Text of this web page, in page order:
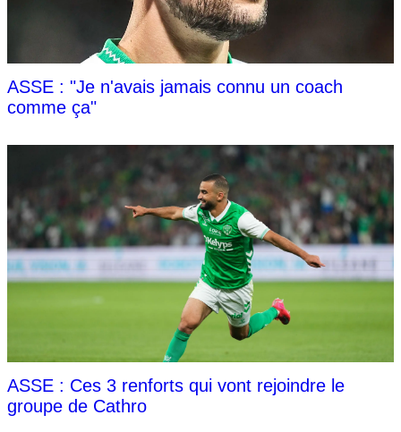
ASSE : "Je n'avais jamais connu un coach
comme ça"
ASSE : Ces 3 renforts qui vont rejoindre le
groupe de Cathro